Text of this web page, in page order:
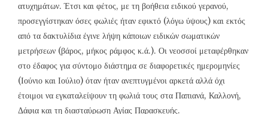
ατυχημάτων. Έτσι και φέτος, με τη βοήθεια ειδικού γερανού,
προσεγγίστηκαν όσες φωλιές ήταν εφικτό (λόγω ύψους) και εκτός
από τα δακτυλίδια έγινε λήψη κάποιων ειδικών σωματικών
μετρήσεων (βάρος, μήκος ράμφος κ.ά.). Οι νεοσσοί μεταφέρθηκαν
στο έδαφος για σύντομο διάστημα σε διαφορετικές ημερομηνίες
(Ιούνιο και Ιούλιο) όταν ήταν ανεπτυγμένοι αρκετά αλλά όχι
έτοιμοι να εγκαταλείψουν τη φωλιά τους στα Παπιανά, Καλλονή,
Δάφια και τη διασταύρωση Αγίας Παρασκευής.